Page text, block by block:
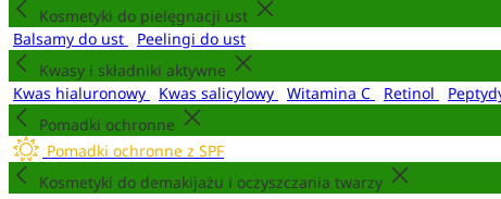
Kosmetyki do pielęgnacji ust
Balsamy do ust
Peelingi do ust
Kwasy i składniki aktywne
Kwas hialuronowy
Kwas salicylowy Witamina C Retinol
Pomadki ochronne
Pomadki ochronne z SPF
Kosmetyki do demakijażu i oczyszczania twarzy